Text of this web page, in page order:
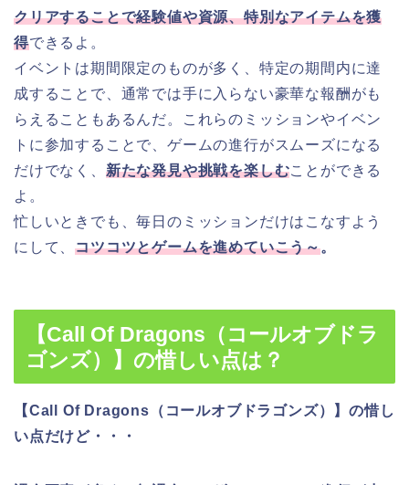
クリアすることで経験値や資源、特別なアイテムを獲
得できるよ。
イベントは期間限定のものが多く、特定の期間内に達
成することで、通常では手に入らない豪華な報酬がも
らえることもあるんだ。これらのミッションやイベン
トに参加することで、ゲームの進行がスムーズになる
だけでなく、 新たな発見や挑戦を楽しむことができる
よ。
忙しいときでも、毎日のミッションだけはこなすよう
にして、コツコツとゲームを進めていこう～。
【Call Of Dragons（コールオブドラ
ゴンズ）】の惜しい点は？
【Call Of Dragons（コールオブドラゴンズ）】の惜し
い点だけど・・・